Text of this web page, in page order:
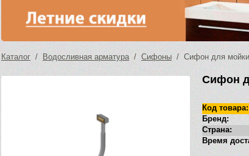
Каталог / Водосливная арматура/ Сифоны / Сифон для мойки
Сифон
Код товара:
Бренд:
Страна:
Время